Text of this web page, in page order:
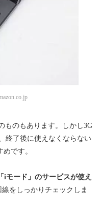
ものもあります。しかし3G
終了後に使えなくならない
です。
iモード」のサービスが使え
をしっかりチェックしま